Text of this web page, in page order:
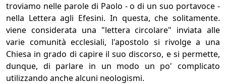
troviamo nelle parole di Paolo - o di un suo portavoce -
nella Lettera agli Efesini. In questa, che solitamente.
viene considerata una "lettera circolare" inviata alle
varie comunità ecclesiali, l'apostolo si rivolge a una
Chiesa in grado di capire il suo discorso, e si permette,
dunque, di parlare in un modo un po' complicato
utilizzando anche alcuni neologismi.